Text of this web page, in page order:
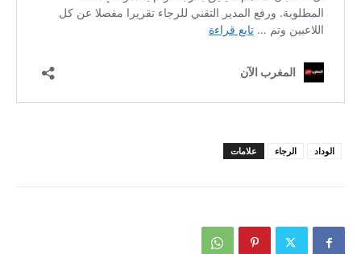
علامات الرجاء الوداد